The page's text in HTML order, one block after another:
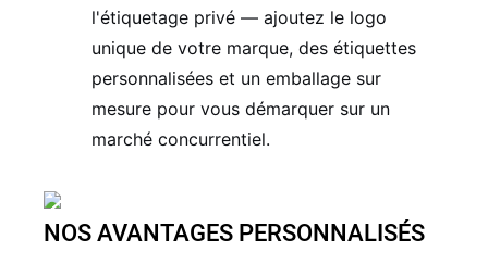
l'étiquetage privé — ajoutez le logo
unique de votre marque, des étiquettes
personnalisées et un emballage sur
mesure pour vous démarquer sur un
marché concurrentiel.
NOS AVANTAGES PERSONNALISÉS